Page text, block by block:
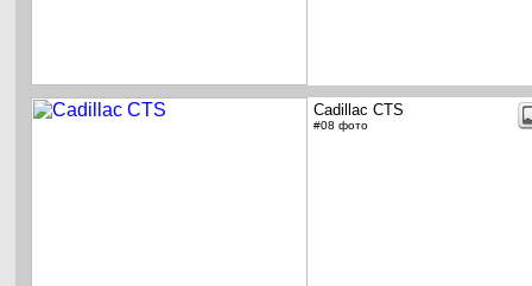
Cadillac CTS
#08 фото